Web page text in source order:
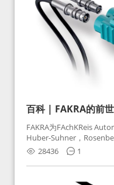
百科 | FAKRA的前
FAKRA为FAchKReis
Huber-Suhner，
Huber-Suhner相关连接
Rosenberger）缩写。起
接，如今FAKRA已成为
28436 1